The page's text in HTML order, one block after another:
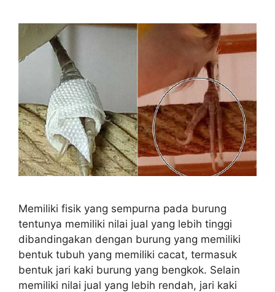
Memiliki fisik yang sempurna pada burung
tentunya memiliki nilai jual yang lebih tinggi
dibandingakan dengan burung yang memiliki
bentuk tubuh yang memiliki cacat, termasuk
bentuk jari kaki burung yang bengkok. Selain
memiliki nilai jual yang lebih rendah, jari kaki